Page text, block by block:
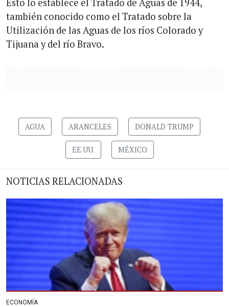
Esto lo establece el Tratado de Aguas de 1944,
también conocido como el Tratado sobre la
Utilización de las Aguas de los ríos Colorado y
Tijuana y del río Bravo.
AGUA ARANCELES DONALD TRUMP
EE.UU. MÉXICO
NOTICIAS RELACIONADAS
ECONOMÍA